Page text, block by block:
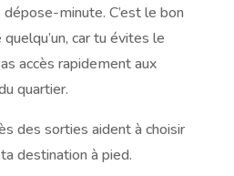
minute. C’est le bon
car tu évites le
accès rapidement aux
quartier.
des sorties aident à choisir
destination à pied.